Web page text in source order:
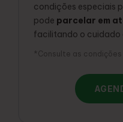
condições especiais
pode parcelar em
facilitando o cuidado
*Consulte as